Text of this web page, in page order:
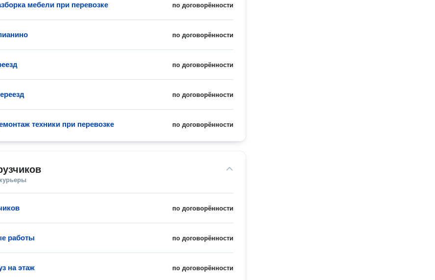
по договорённости
мебели при перевозке
по договорённости
по договорённости
по договорённости
по договорённости
техники при перевозке
по договорённости
по договорённости
работы
по договорённости
на этаж